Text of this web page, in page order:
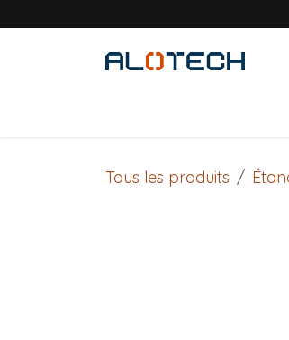
Tous les produits